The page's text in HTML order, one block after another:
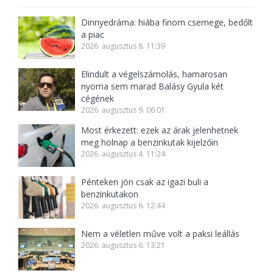
Dinnyedráma: hiába finom csemege, bedőlt
a piac
2026. augusztus 8. 11:39
Elindult a végelszámolás, hamarosan
nyoma sem marad Balásy Gyula két
cégének
2026. augusztus 9. 06:01
Most érkezett: ezek az árak jelenhetnek
meg holnap a benzinkutak kijelzőin
2026. augusztus 4. 11:24
Pénteken jön csak az igazi buli a
benzinkutakon
2026. augusztus 6. 12:44
Nem a véletlen műve volt a paksi leállás
2026. augusztus 6. 13:21